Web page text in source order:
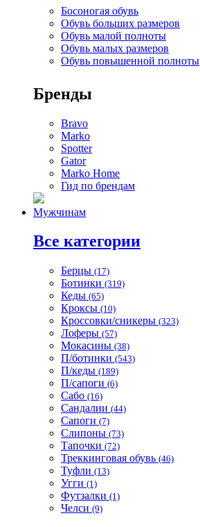
Босоногая обувь
Обувь больших размеров
Обувь малой полноты
Обувь малых размеров
Обувь повышенной полноты
Бренды
Bravo
Marko
Spotter
Gator
Marko Home
Гид по брендам
Мужчинам
Все категории
Берцы (17)
Ботинки (319)
Кеды (65)
Кроксы (10)
Кроссовки/сникеры (323)
Лоферы (57)
Мокасины (38)
П/ботинки (543)
П/кеды (189)
П/сапоги (6)
Сабо (16)
Сандалии (44)
Сапоги (7)
Слипоны (73)
Тапочки (72)
Треккинговая обувь (46)
Туфли (13)
Угги (1)
Футзалки (1)
Челси (9)